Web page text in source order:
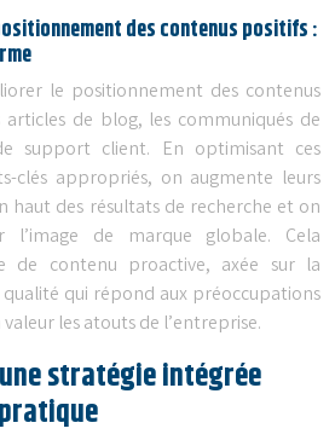
des contenus positifs :
le positionnement des contenus
de blog, les communiqués de
support client. En optimisant ces
clés appropriés, on augmente leurs
haut des résultats de recherche et on
l’image de marque globale. Cela
de contenu proactive, axée sur la
qui répond aux préoccupations
les atouts de l’entreprise.
stratégie intégrée